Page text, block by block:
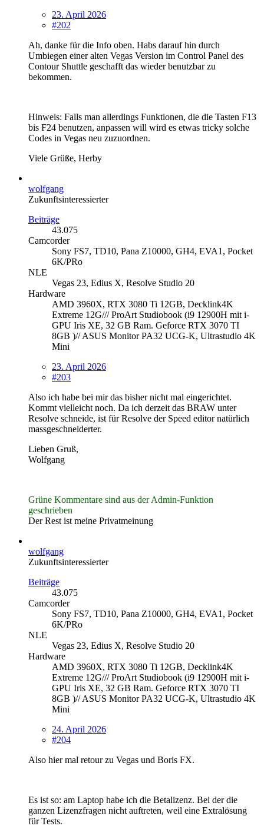
23. April 2026
#202
Ah, danke für die Info oben. Habs darauf hin durch
Umbiegen einer alten Vegas Version im Control Panel des
Contour Shuttle geschafft das wieder benutzbar zu
bekommen.
Hinweis: Falls man allerdings Funktionen, die die Tasten F13
bis F24 benutzen, anpassen will wird es etwas tricky solche
Codes in Vegas neu zuzuordnen.
Viele Grüße, Herby
wolfgang
Zukunftsinteressierter
Beiträge
43.075
Camcorder
Sony FS7, TD10, Pana Z10000, GH4, EVA1, Pocket
6K/PRo
NLE
Vegas 23, Edius X, Resolve Studio 20
Hardware
AMD 3960X, RTX 3080 Ti 12GB, Decklink4K
Extreme 12G/// ProArt Studiobook (i9 12900H mit i-
GPU Iris XE, 32 GB Ram. Geforce RTX 3070 TI
8GB )// ASUS Monitor PA32 UCG-K, Ultrastudio 4K
Mini
23. April 2026
#203
Also ich habe bei mir das bisher nicht mal eingerichtet.
Kommt vielleicht noch. Da ich derzeit das BRAW unter
Resolve schneide, ist für Resolve der Speed editor natürlich
massgeschneiderter.
Lieben Gruß,
Wolfgang
Grüne Kommentare sind aus der Admin-Funktion
geschrieben
Der Rest ist meine Privatmeinung
wolfgang
Zukunftsinteressierter
Beiträge
43.075
Camcorder
Sony FS7, TD10, Pana Z10000, GH4, EVA1, Pocket
6K/PRo
NLE
Vegas 23, Edius X, Resolve Studio 20
Hardware
AMD 3960X, RTX 3080 Ti 12GB, Decklink4K
Extreme 12G/// ProArt Studiobook (i9 12900H mit i-
GPU Iris XE, 32 GB Ram. Geforce RTX 3070 TI
8GB )// ASUS Monitor PA32 UCG-K, Ultrastudio 4K
Mini
24. April 2026
#204
Also hier mal retour zu Vegas und Boris FX.
Es ist so: am Laptop habe ich die Betalizenz. Bei der die
ganzen Lizenzfragen nicht auftreten, weil eine Extralösung
für Tests.